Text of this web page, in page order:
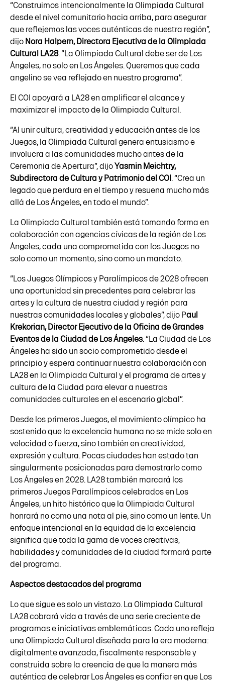
“Construimos intencionalmente la Olimpiada Cultural
desde el nivel comunitario hacia arriba, para asegurar
que reflejemos las voces auténticas de nuestra región”,
dijo Nora Halpern, Directora Ejecutiva de la Olimpiada
Cultural LA28. “La Olimpiada Cultural debe ser de Los
Ángeles, no solo en Los Ángeles. Queremos que cada
angelino se vea reflejado en nuestro programa”.
El COI apoyará a LA28 en amplificar el alcance y
maximizar el impacto de la Olimpiada Cultural.
“Al unir cultura, creatividad y educación antes de los
Juegos, la Olimpiada Cultural genera entusiasmo e
involucra a las comunidades mucho antes de la
Ceremonia de Apertura”, dijoYasmin Meichtry,
Subdirectora de Cultura y Patrimonio del COI . “Crea un
legado que perdura en el tiempo y resuena mucho más
allá de Los Ángeles, en todo el mundo”.
La Olimpiada Cultural también está tomando forma en
colaboración con agencias cívicas de la región de Los
Ángeles, cada una comprometida con los Juegos no
solo como un momento, sino como un mandato.
“Los Juegos Olímpicos y Paralímpicos de 2028 ofrecen
una oportunidad sin precedentes para celebrar las
artes y la cultura de nuestra ciudad y región para
nuestras comunidades locales y globales”, dijo Paul
Krekorian, Director Ejecutivo de la Oficina de Grandes
Eventos de la Ciudad de Los Ángeles. “La Ciudad de Los
Ángeles ha sido un socio comprometido desde el
principio y espera continuar nuestra colaboración con
LA28 en la Olimpiada Cultural y el programa de artes y
cultura de la Ciudad para elevar a nuestras
comunidades culturales en el escenario global”.
Desde los primeros Juegos, el movimiento olímpico ha
sostenido que la excelencia humana no se mide solo en
velocidad o fuerza, sino también en creatividad,
expresión y cultura. Pocas ciudades han estado tan
singularmente posicionadas para demostrarlo como
Los Ángeles en 2028. LA28 también marcará los
primeros Juegos Paralímpicos celebrados en Los
Ángeles, un hito histórico que la Olimpiada Cultural
honrará no como una nota al pie, sino como un lente. Un
enfoque intencional en la equidad de la excelencia
significa que toda la gama de voces creativas,
habilidades y comunidades de la ciudad formará parte
del programa.
Aspectos destacados del programa
Lo que sigue es solo un vistazo. La Olimpiada Cultural
LA28 cobrará vida a través de una serie creciente de
programas e iniciativas emblemáticas. Cada uno refleja
una Olimpiada Cultural diseñada para la era moderna:
digitalmente avanzada, fiscalmente responsable y
construida sobre la creencia de que la manera más
auténtica de celebrar Los Ángeles es confiar en que Los